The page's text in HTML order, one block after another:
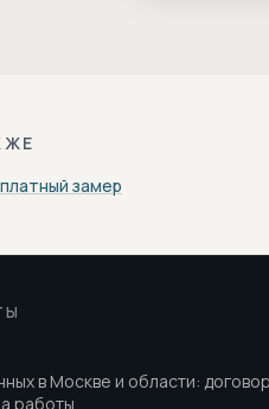
замер
в Москве и области:
работы.